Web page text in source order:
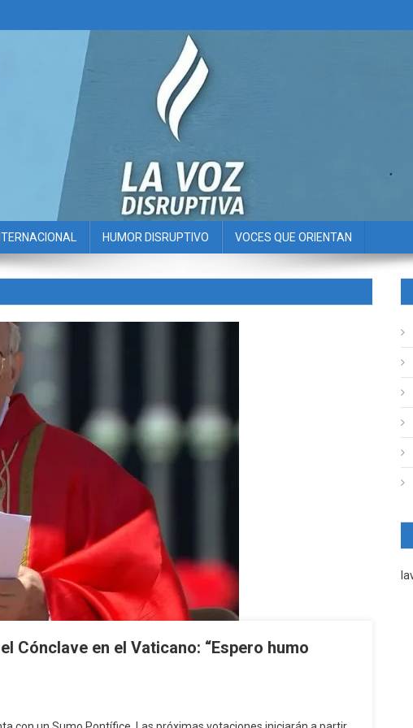
HUMOR DISRUPTIVO VOCES QUE ORIENTAN
Cónclave en el Vaticano: “Espero humo